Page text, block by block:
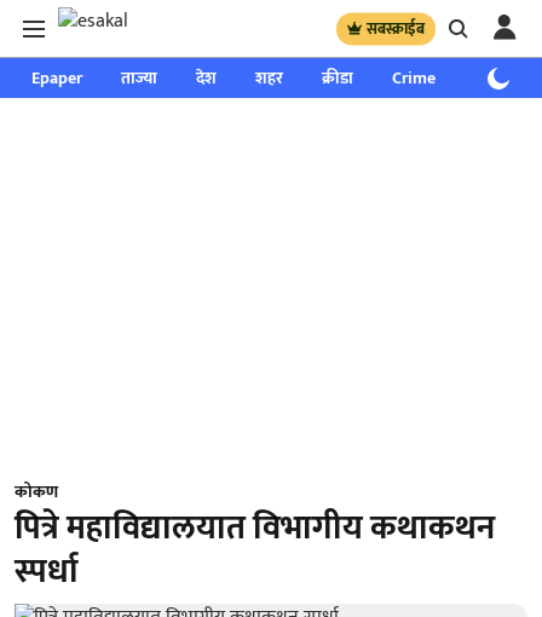
सबस्क्राईब
Epaper ताज्या देश शहर क्रीडा Crime साप्ताहिक
कोकण
पित्रे महाविद्यालयात विभागीय कथाकथन
स्पर्धा